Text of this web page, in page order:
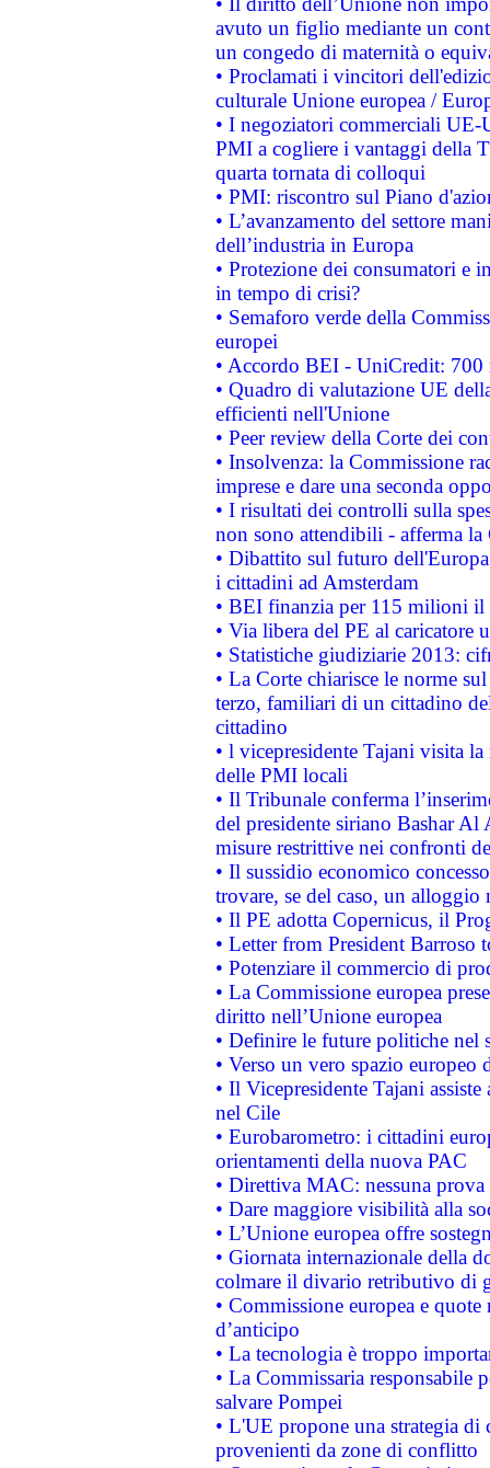
avuto un figlio mediante un
un congedo di maternità o
• Proclamati i vincitori
culturale Unione europea /
• I negoziatori commerciali UE-
PMI a cogliere i vantaggi della
quarta tornata di colloqui
• PMI: riscontro sul Piano
• L’avanzamento del settore
dell’industria in Europa
• Protezione dei consumatori e
in tempo di crisi?
• Semaforo verde della
europei
• Accordo BEI - UniCredit:
• Quadro di valutazione UE
efficienti nell'Unione
• Peer review della Corte dei
• Insolvenza: la Commissione
imprese e dare una seconda
• I risultati dei controlli sulla
non sono attendibili - afferma la
• Dibattito sul futuro
i cittadini ad Amsterdam
• BEI finanzia per 115 milioni
• Via libera del PE al caricatore
• Statistiche giudiziarie 2013:
• La Corte chiarisce le norme
terzo, familiari di un cittadino
cittadino
• l vicepresidente Tajani visita
delle PMI locali
• Il Tribunale conferma
del presidente siriano Bashar Al
misure restrittive nei confronti
• Il sussidio economico
trovare, se del caso, un
• Il PE adotta Copernicus, il
• Letter from President Barroso
• Potenziare il commercio di
• La Commissione europea
diritto nell’Unione europea
• Definire le future politiche nel
• Verso un vero spazio
• Il Vicepresidente Tajani
nel Cile
• Eurobarometro: i cittadini
orientamenti della nuova PAC
• Direttiva MAC: nessuna
• Dare maggiore visibilità alla
• L’Unione europea offre
• Giornata internazionale della
colmare il divario retributivo di
• Commissione europea e
d’anticipo
• La tecnologia è troppo
• La Commissaria responsabile
salvare Pompei
• L'UE propone una strategia
provenienti da zone di conflitto